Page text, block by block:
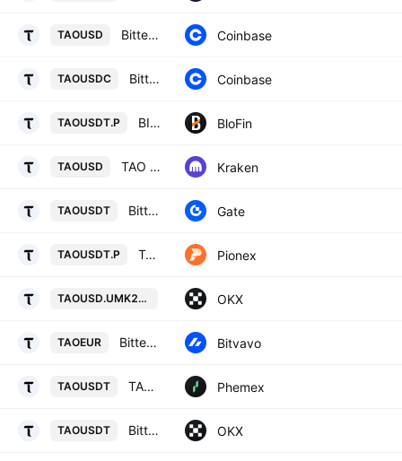
TAOUSD Bittensor / US Dollar Coinbase
TAOUSDC Bittensor / USDC Coinbase
TAOUSDT.P BITTENSOR/USD TETHER PERPETUAL SWAP CONTRACT BloFin
TAOUSD TAO / U. S. Dollar Kraken
TAOUSDT Bittensor/Tether Gate
TAOUSDT.P TAO USDT PERPETUAL Pionex
TAOUSD.UMK2031 TAOUSD UM X-Perp Contract (May
OKX
TAOEUR Bittensor / Euro Bitvavo
TAOUSDT TAO / USDT Spot Trading Pair Phemex
TAOUSDT Bittensor/USDT OKX